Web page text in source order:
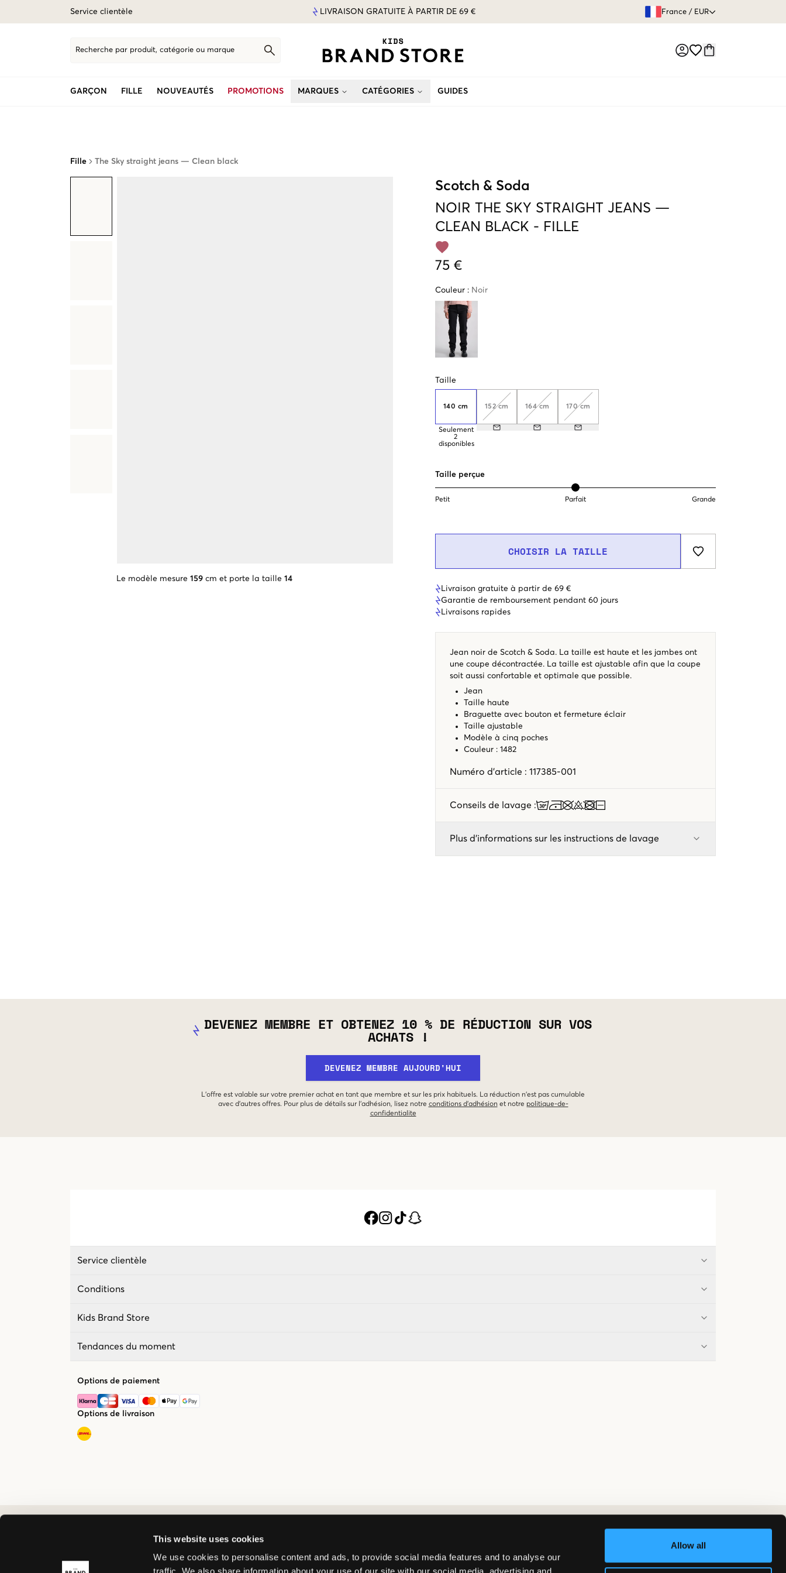
This website uses cookies
We use cookies to personalise content and ads, to provide social media features and to analyse our
Allow all
Service clientèle LIVRAISON GRATUITE À PARTIR DE 69 € GARANTIE DE
France / EUR
Recherche par produit, catégorie ou marque
GARÇON FILLE NOUVEAUTÉS PROMOTIONS MARQUES CATÉGORIES GUIDES
Fille The Sky straight jeans — Clean black
Le modèle mesure 159 cm et porte la taille 14
Scotch & Soda
NOIR THE SKY STRAIGHT JEANS —
CLEAN BLACK - FILLE
75 €
Couleur : Noir
Taille
140 cm
Seulement
2
disponibles
152 cm 164 cm 170 cm
Taille perçue
Petit Parfait Grande
CHOISIR LA TAILLE
Livraison gratuite à partir de 69 €
Garantie de remboursement pendant 60 jours
Livraisons rapides
Jean noir de Scotch & Soda. La taille est haute et les jambes ont
une coupe décontractée. La taille est ajustable afin que la coupe
soit aussi confortable et optimale que possible.
Jean
Taille haute
Braguette avec bouton et fermeture éclair
Taille ajustable
Modèle à cinq poches
Couleur : 1482
Numéro d'article : 117385-001
Conseils de lavage :
Plus d'informations sur les instructions de lavage
DEVENEZ MEMBRE ET OBTENEZ 10 % DE RÉDUCTION SUR VOS
ACHATS !
DEVENEZ MEMBRE AUJOURD'HUI
L'offre est valable sur votre premier achat en tant que membre et sur les prix habituels. La réduction n'est pas cumulable
avec d'autres offres. Pour plus de détails sur l'adhésion, lisez notre conditions d'adhésion et notre politique-de-
confidentialite
Service clientèle
Conditions
Kids Brand Store
Tendances du moment
Options de paiement
Options de livraison